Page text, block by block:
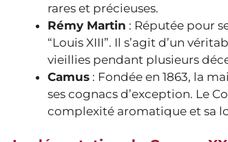
rares et précieuses.
Rémy Martin : Réputée pour
“Louis XIII”. Il s’agit d’un
vieillies pendant plusieurs
Camus : Fondée en 1863, la
ses cognacs d’exception. Le
complexité aromatique et sa